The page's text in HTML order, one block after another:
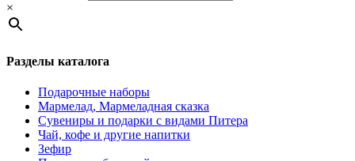
×
Разделы каталога
Подарочные наборы
Мармелад, Мармеладная сказка
Сувениры и подарки с видами Питера
Чай, кофе и другие напитки
Зефир